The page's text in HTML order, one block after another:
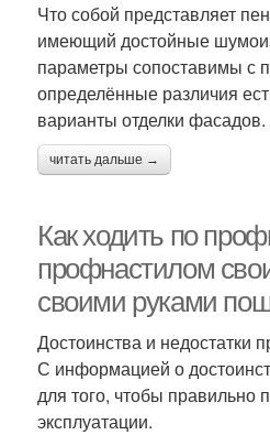
Что собой представляет
имеющий достойные
параметры сопоставимы с
определённые различия
варианты отделки фасадов.
читать дальше →
Как ходить по
профнастилом
своими руками
Достоинства и недостатки
С информацией о
для того, чтобы правильно
эксплуатации.